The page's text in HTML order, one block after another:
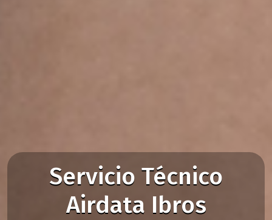
Servicio Técnico
Airdata Ibros